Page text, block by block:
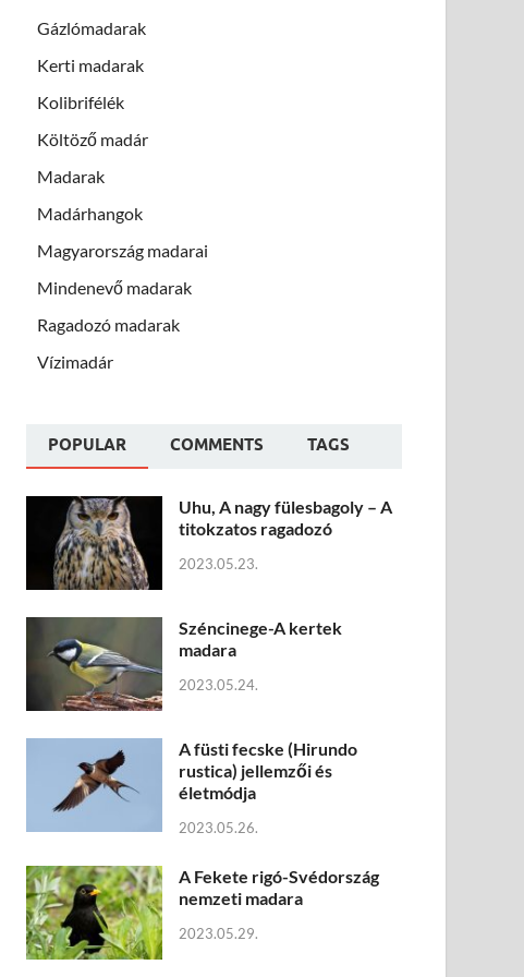
Gázlómadarak
Kerti madarak
Kolibrifélék
Költöző madár
Madarak
Madárhangok
Magyarország madarai
Mindenevő madarak
Ragadozó madarak
Vízimadár
POPULAR COMMENTS TAGS
Uhu, A nagy fülesbagoly – A
titokzatos ragadozó
2023.05.23.
Széncinege-A kertek
madara
2023.05.24.
A füsti fecske (Hirundo
rustica) jellemzői és
életmódja
2023.05.26.
A Fekete rigó-Svédország
nemzeti madara
2023.05.29.